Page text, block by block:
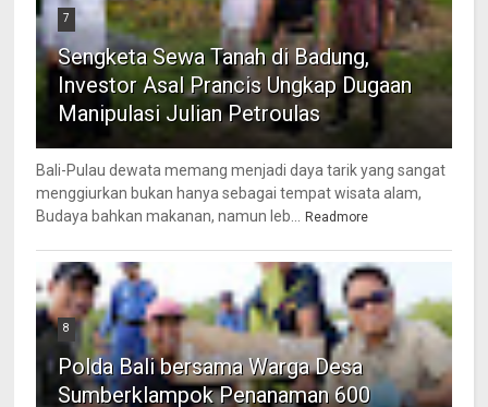
7
Sengketa Sewa Tanah di Badung,
Investor Asal Prancis Ungkap Dugaan
Manipulasi Julian Petroulas
Bali-Pulau dewata memang menjadi daya tarik yang sangat
menggiurkan bukan hanya sebagai tempat wisata alam,
Budaya bahkan makanan, namun leb...
Readmore
8
Polda Bali bersama Warga Desa
Sumberklampok Penanaman 600